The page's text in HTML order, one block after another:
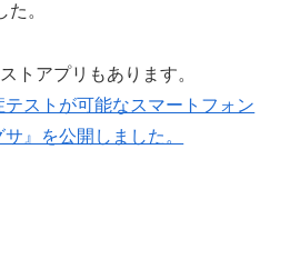
。
トアプリもあります。
テストが可能なスマートフォン
』を公開しました。